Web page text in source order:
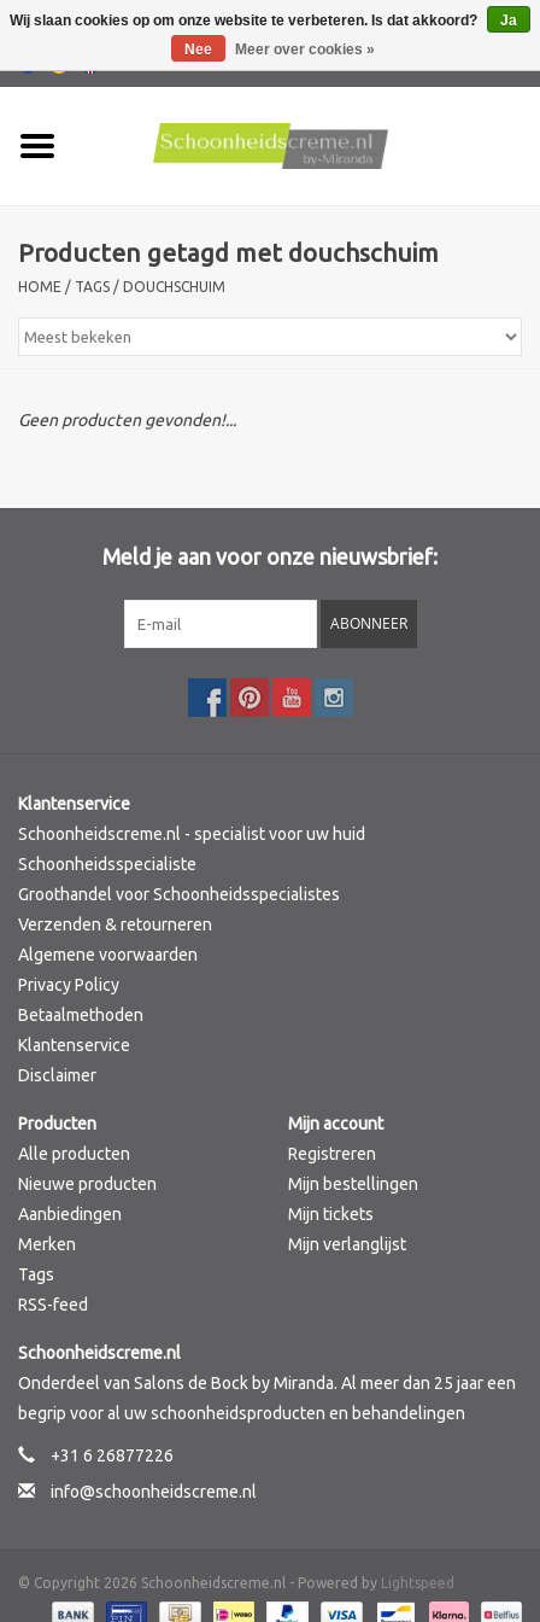
Producten
Huidproblemen
Pascaud
Fusion Meso
PCA SKINCARE
Ekseption Skincare
Blog
Merken
Producten getagd met douchschuim
HOME / TAGS / DOUCHSCHUIM
Geen producten gevonden!...
Meld je aan voor onze nieuwsbrief:
ABONNEER
Klantenservice
Schoonheidscreme.nl - specialist voor uw huid
Schoonheidsspecialiste
Groothandel voor Schoonheidsspecialistes
Verzenden & retourneren
Algemene voorwaarden
Privacy Policy
Betaalmethoden
Klantenservice
Disclaimer
Producten
Alle producten
Nieuwe producten
Aanbiedingen
Merken
Tags
RSS-feed
Mijn account
Registreren
Mijn bestellingen
Mijn tickets
Mijn verlanglijst
Schoonheidscreme.nl
Onderdeel van Salons de Bock by Miranda. Al meer dan 25 jaar een
begrip voor al uw schoonheidsproducten en behandelingen
+31 6 26877226
info@schoonheidscreme.nl
© Copyright 2026 Schoonheidscreme.nl - Powered by Lightspeed
Wij slaan cookies op om onze website te verbeteren. Is dat akkoord?
Ja
Nee
Meer over cookies »